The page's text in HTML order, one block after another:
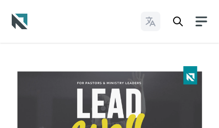
Cambiar idioma